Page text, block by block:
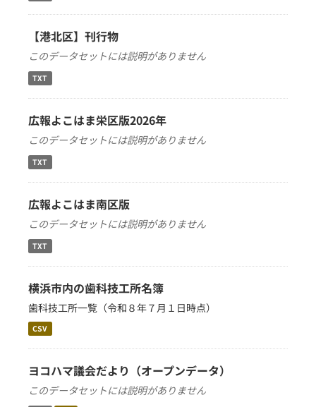
【港北区】刊行物
このデータセットには説明がありません
TXT
広報よこはま栄区版2026年
このデータセットには説明がありません
TXT
広報よこはま南区版
このデータセットには説明がありません
TXT
横浜市内の歯科技工所名簿
歯科技工所一覧（令和８年７月１日時点）
CSV
ヨコハマ議会だより（オープンデータ）
このデータセットには説明がありません